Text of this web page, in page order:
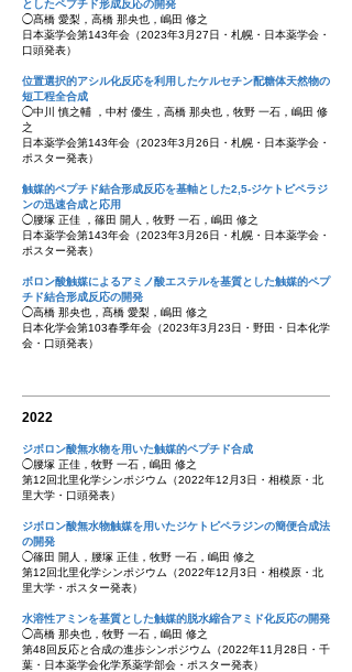
としたペプチド形成反応の開発
◯髙橋 愛梨，高橋 那央也，嶋田 修之
日本薬学会第143年会（2023年3月27日・札幌・日本薬学会・
口頭発表）
位置選択的アシル化反応を利用したケルセチン配糖体天然物の
短工程全合成
◯中川 慎之輔 ，中村 優生，高橋 那央也，牧野 一石，嶋田 修
之
日本薬学会第143年会（2023年3月26日・札幌・日本薬学会・
ポスター発表）
触媒的ペプチド結合形成反応を基軸とした2,5-ジケトピペラジ
ンの迅速合成と応用
◯腰塚 正佳 ，篠田 開人，牧野 一石，嶋田 修之
日本薬学会第143年会（2023年3月26日・札幌・日本薬学会・
ポスター発表）
ボロン酸触媒によるアミノ酸エステルを基質とした触媒的ペプ
チド結合形成反応の開発
◯高橋 那央也，髙橋 愛梨，嶋田 修之
日本化学会第103​春季年会（2023年3月23日・野田・日本化学
会・口頭発表）
2022
ジボロン酸無水物を用いた触媒的ペプチド合成
◯腰塚 正佳，牧野 一石，嶋田 修之
第12回北里化学シンポジウム（2022年12月3日・相模原・北
里大学・口頭発表）
ジボロン酸無水物触媒を用いたジケトピペラジンの簡便合成法
の開発
◯篠田 開人，腰塚 正佳，牧野 一石，嶋田 修之
第12回北里化学シンポジウム （2022年12 月3日・相模原 ・北
里大学・ポスター発表）
水溶性アミンを基質とした触媒的脱水縮合アミド化反応の開発
◯高橋 那央也，牧野 一石，嶋田 修之
第48回反応と合成の進歩シンポジウム（2022年11月28日・千
葉・日本薬学会化学系薬学部会・ポスター発表）